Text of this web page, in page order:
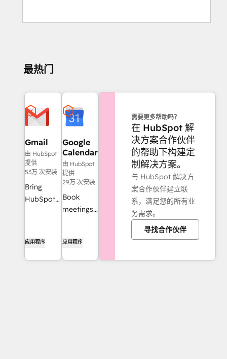
最热门
Gmail
由 HubSpot
提供
53万 次安装
Bring
HubSpot
HubSpot
integration
应用程序
Google
Calendar
由 HubSpot
提供
29万 次安装
Book
meetings
with
HubSpot
应用程序
需要更多帮助吗？
在 HubSpot 解
决方案合作伙伴
的帮助下构建定
制解决方案。
与 HubSpot 解决方
案合作伙伴建立联
系，满足您的所有业
务需求。
寻找合作伙伴